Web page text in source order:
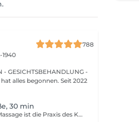
788
GESICHTSBEHANDLUNG -
30 min
Entspannen, Erneuern, Beleben! Die Massage ist die Praxis des Knetens oder Manipulierens der Muskeln und anderer Weichteile einer Person, um Stress zu reduzieren, Muskelschmerzen zu lindern, die Entspannung zu fördern und die Funktion des Immunsystems zu verbessern. Vorteile einer Bein - oder Fußmassage: - reduziert Stress - entspannend - verbessert die Durchblutung - verbessert das Immunsystem des Körpers Wie wird eine Bein- oder Fußmassage durchgeführt? - Füße und Beine werden massiert Altersbeschränkungen: es gibt keine Altersbeschränkungen für dieses Verfahren. Empfehlungen nach dem Eingriff: nach dem Eingriff 2-3 Stunden keinen Sport und plötzliche Bewegungen machen. Frequenz: 1-2 Mal pro Woche, insgesamt 10 Mal. Wiederholen Sie den Eingriff alle 3-6 Monate.